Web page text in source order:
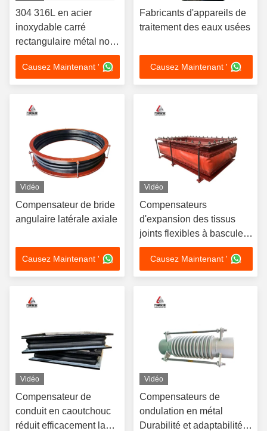
304 316L en acier
inoxydable carré
rectangulaire métal non
métallique Ventilateur
de peau souple
Compensateur de
combustion
Causez Maintenant '
Fabricants d'appareils de
traitement des eaux usées
Causez Maintenant '
Vidéo
Compensateur de bride
angulaire latérale axiale
Causez Maintenant '
Vidéo
Compensateurs
d'expansion des tissus
joints flexibles à bascule
des conduites de gaz
thermique liquide
Causez Maintenant '
Vidéo
Compensateur de
conduit en caoutchouc
réduit efficacement la
Vidéo
Compensateurs de
ondulation en métal
Durabilité et adaptabilité